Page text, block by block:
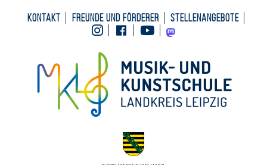
Kontakt Freunde und Förderer
Stellenangebote
InstagramFacebookYoutubeMastodon